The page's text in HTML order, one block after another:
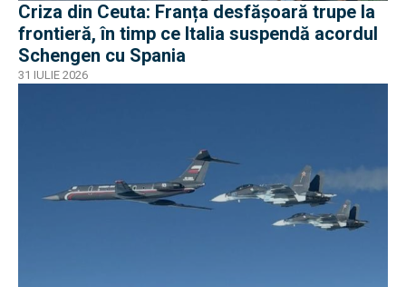
Criza din Ceuta: Franța desfășoară trupe la
frontieră, în timp ce Italia suspendă acordul
Schengen cu Spania
31 IULIE 2026